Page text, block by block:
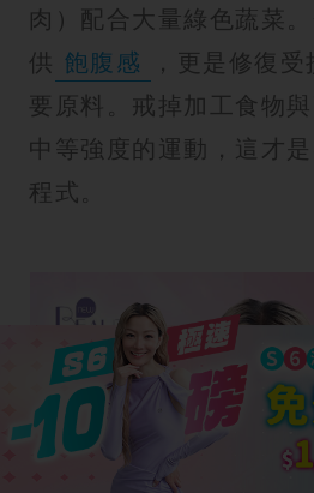
肉）配合大量綠色蔬菜
供 飽腹感
，更是修復
要原料。戒掉加工食物
中等強度的運動，這才
程式。